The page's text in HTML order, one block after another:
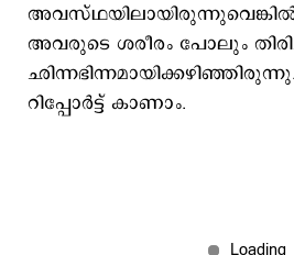
അവരുടെ ശരീരം പോലും
റിപ്പോര്‍ട്ട് കാണാം.